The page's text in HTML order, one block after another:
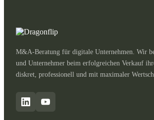
M&A-Beratung für digitale Unternehmen. Wir
und Unternehmer beim erfolgreichen Verkauf
diskret, professionell und mit maximaler